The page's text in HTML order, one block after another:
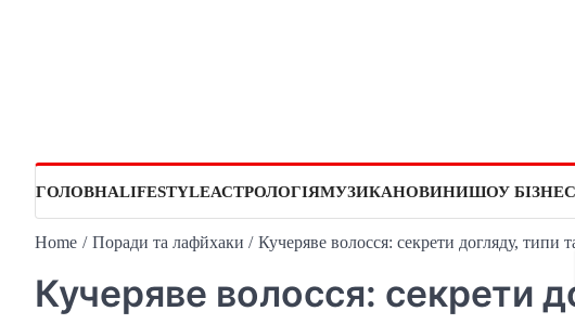
ГОЛОВНАLIFESTYLEАСТРОЛОГІЯМУЗИКАНОВИНИШОУ БІЗНЕС
Home Поради та лафйхаки Кучеряве волосся: секрети догляду, типи
Кучеряве волосся: секрети